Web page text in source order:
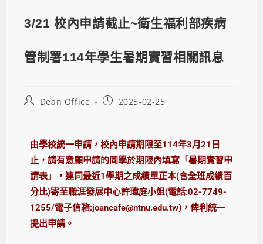
3/21 校內申請截止~衛生福利部疾病
管制署114年學生暑期實習相關訊息
Dean Office 2025-02-25
由學校統一申請，校內申請期限至114年3月21 日
止，請有意願申請的同學於期限內填寫「暑期實習申
請表」，連同最近1學期之成績單正本(含全班成績百
分比)寄至職涯發展中心許瑋庭小姐(電話:02-7749-
1255/電子信箱:joancafe@ntnu.edu.tw) ，俾利統一
提出申請。